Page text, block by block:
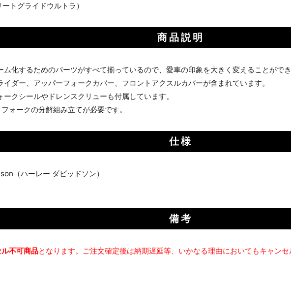
トグライドウルトラ）
商品説明
化するためのパーツがすべて揃っているので、愛車の印象を大きく変えることができ
ダー、アッパーフォークカバー、フロントアクスルカバーが含まれています。
クシールやドレンスクリューも付属しています。
ォークの分解組み立てが必要です。
仕様
（ハーレー ダビッドソン）
備考
不可商品となります。ご注文確定後は納期遅延等、いかなる理由においてもキャン